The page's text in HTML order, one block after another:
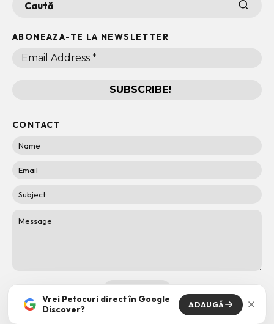
ABONEAZA-TE LA NEWSLETTER
CONTACT
Vrei Petocuri direct în Google
Discover?
ADAUGĂ